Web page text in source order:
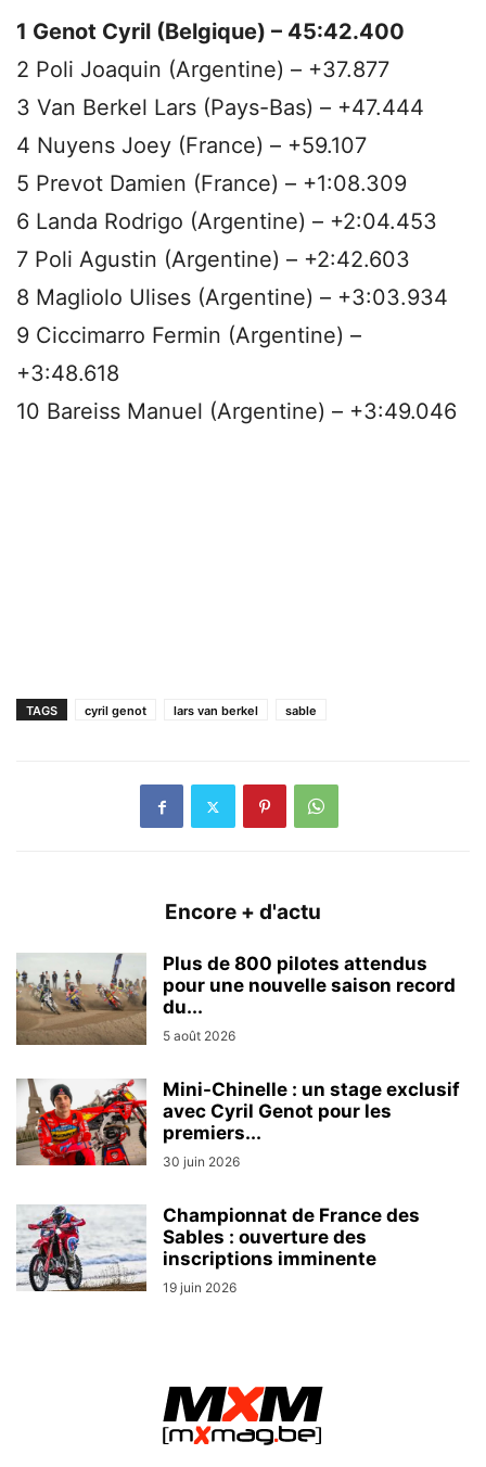
1 Genot Cyril (Belgique) – 45:42.400
2 Poli Joaquin (Argentine) – +37.877
3 Van Berkel Lars (Pays-Bas) – +47.444
4 Nuyens Joey (France) – +59.107
5 Prevot Damien (France) – +1:08.309
6 Landa Rodrigo (Argentine) – +2:04.453
7 Poli Agustin (Argentine) – +2:42.603
8 Magliolo Ulises (Argentine) – +3:03.934
9 Ciccimarro Fermin (Argentine) –
+3:48.618
10 Bareiss Manuel (Argentine) – +3:49.046
TAGS cyril genot lars van berkel sable
Encore + d'actu
Plus de 800 pilotes attendus
pour une nouvelle saison record
du...
5 août 2026
Mini-Chinelle : un stage exclusif
avec Cyril Genot pour les
premiers...
30 juin 2026
Championnat de France des
Sables : ouverture des
inscriptions imminente
19 juin 2026